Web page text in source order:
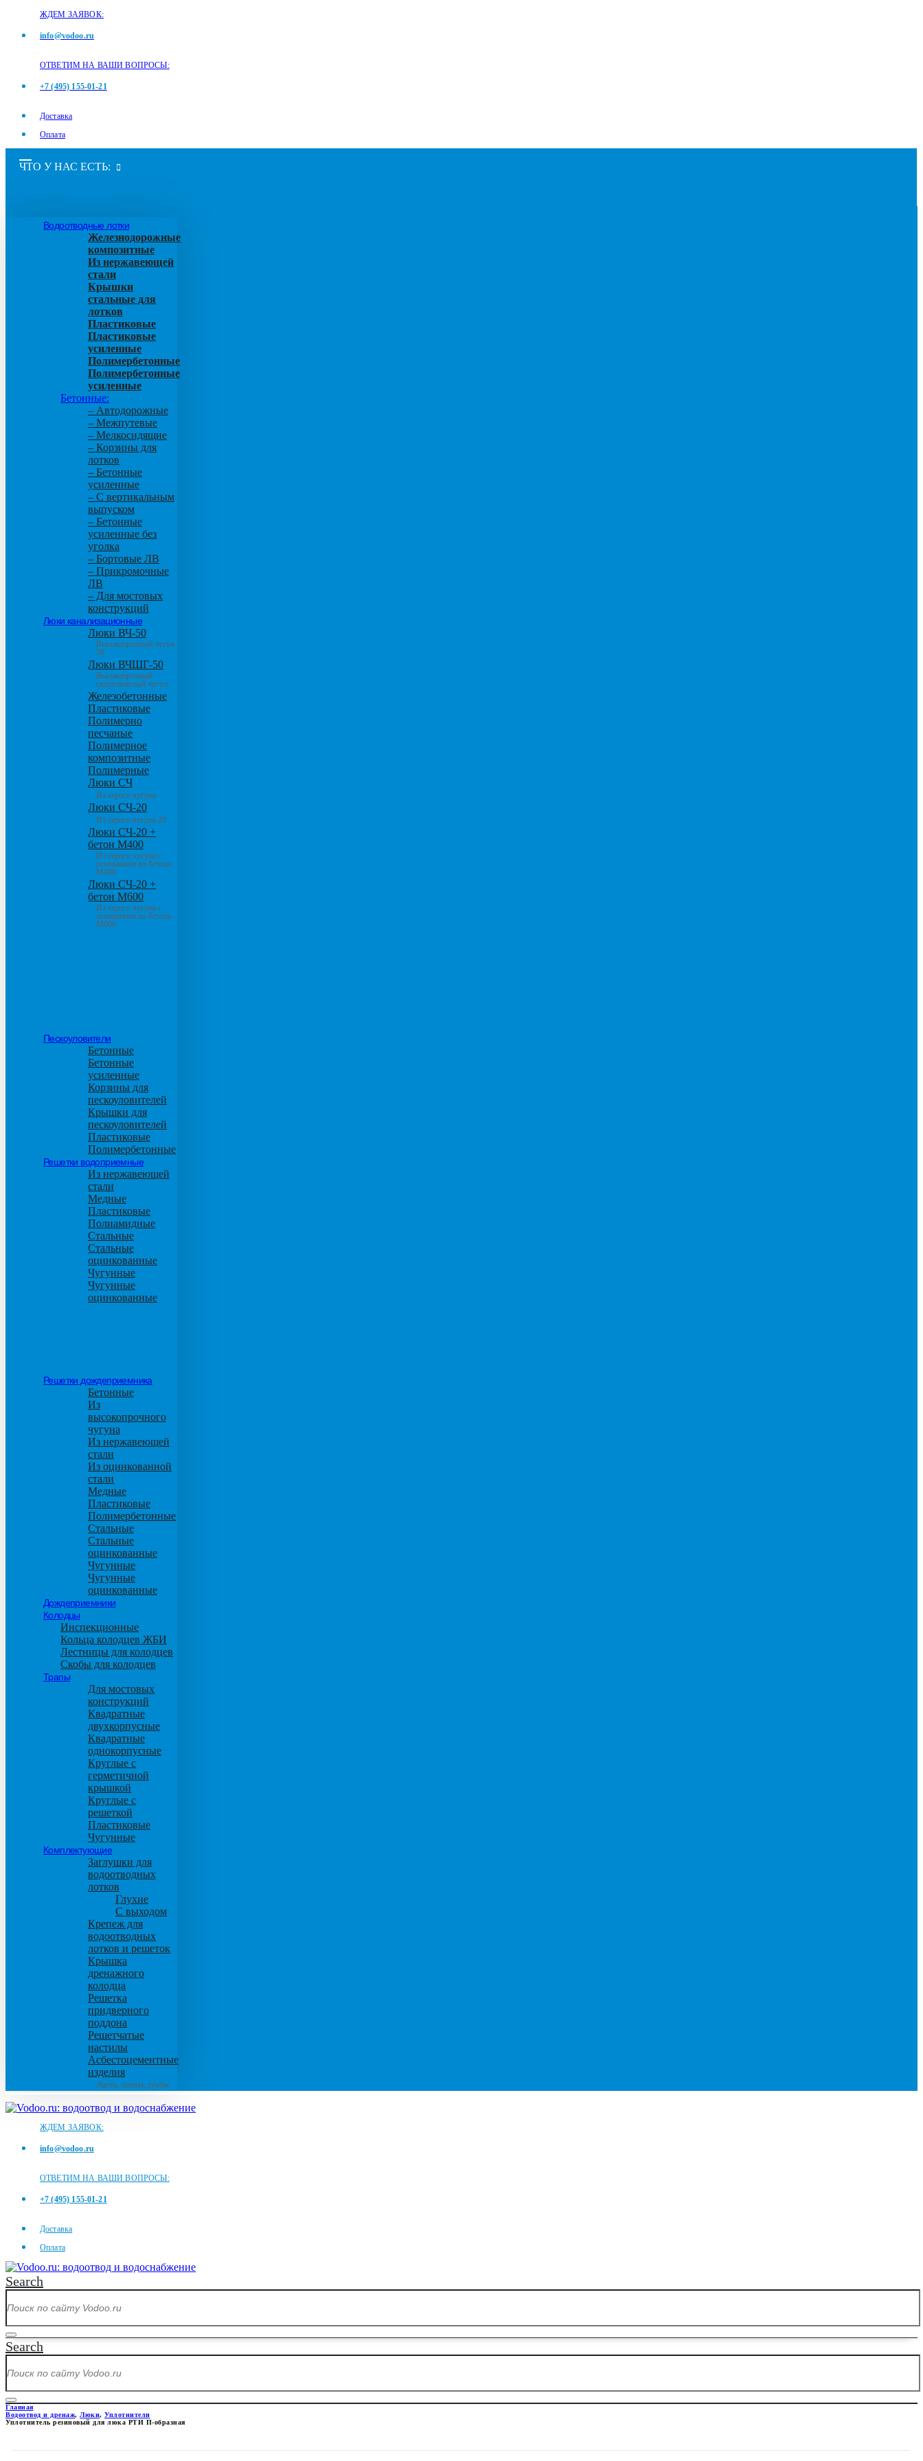
ЖДЕМ ЗАЯВОК:
info@vodoo.ru
ОТВЕТИМ НА ВАШИ ВОПРОСЫ:
+7 (495) 155-01-21
Доставка
Оплата
ЧТО У НАС ЕСТЬ:
Водоотводные лотки
Железнодорожные
композитные
Из нержавеющей
стали
Крышки
стальные для
лотков
Пластиковые
Пластиковые
усиленные
Полимербетонные
Полимербетонные
усиленные
Бетонные:
– Автодорожные
– Межпутевые
– Мелкосидящие
– Корзины для
лотков
– Бетонные
усиленные
– С вертикальным
выпуском
– Бетонные
усиленные без
уголка
– Бортовые ЛВ
– Прикромочные
ЛВ
– Для мостовых
конструкций
Люки канализационные
Люки ВЧ-50
Высокопрочный чугун
50
Люки ВЧШГ-50
Высокопрочный
сверхтяжелый чугун
Железобетонные
Пластиковые
Полимерно
песчаные
Полимерное
композитные
Полимерные
Люки СЧ
Из серого чугуна
Люки СЧ-20
Из серого чугуна 20
Люки СЧ-20 +
бетон М400
Из серого чугуна с
основанием из бетона
М400
Люки СЧ-20 +
бетон М600
Из серого чугуна с
основанием из бетона
М600
Пескоуловители
Бетонные
Бетонные
усиленные
Корзины для
пескоуловителей
Крышки для
пескоуловителей
Пластиковые
Полимербетонные
Решетки водоприемные
Из нержавеющей
стали
Медные
Пластиковые
Полиамидные
Стальные
Стальные
оцинкованные
Чугунные
Чугунные
оцинкованные
Решетки дождеприемника
Бетонные
Из
высокопрочного
чугуна
Из нержавеющей
стали
Из оцинкованной
стали
Медные
Пластиковые
Полимербетонные
Стальные
Стальные
оцинкованные
Чугунные
Чугунные
оцинкованные
Дождеприемники
Колодцы
Инспекционные
Кольца колодцев ЖБИ
Лестницы для колодцев
Скобы для колодцев
Трапы
Для мостовых
конструкций
Квадратные
двухкорпусные
Квадратные
однокорпусные
Круглые с
герметичной
крышкой
Круглые с
решеткой
Пластиковые
Чугунные
Комплектующие
Заглушки для
водоотводных
лотков
Глухие
С выходом
Крепеж для
водоотводных
лотков и решеток
Крышка
дренажного
колодца
Решетка
придверного
поддона
Решетчатые
настилы
Асбестоцементные
изделия
Листы, плиты, трубы
ЖДЕМ ЗАЯВОК:
info@vodoo.ru
ОТВЕТИМ НА ВАШИ ВОПРОСЫ:
+7 (495) 155-01-21
Доставка
Оплата
Search
Search
Главная
Водоотвод и дренаж, Люки, Уплотнители
Уплотнитель резиновый для люка РТИ П-образная